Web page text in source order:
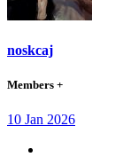
noskcaj
Members +
10 Jan 2026